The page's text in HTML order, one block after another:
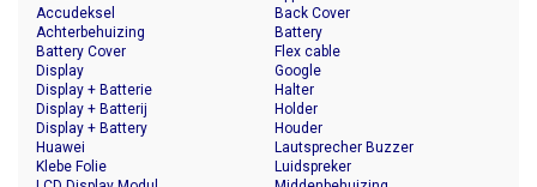
Accudeksel
Achterbehuizing
Back Cover
Battery
Battery Cover
Display
Display + Batterie
Display + Batterij
Display + Battery
Flex cable
Google
Halter
Holder
Houder
Huawei
Klebe Folie
Lautsprecher Buzzer
Luidspreker